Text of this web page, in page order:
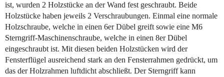
ist, wurden 2 Holzstücke an der Wand fest geschraubt. Beide
Holzstücke haben jeweils 2 Verschraubungen. Einmal eine normale
Holzschraube, welche in einen 6er Dübel greift sowie eine M6
Sterngriff-Maschinenschraube, welche in einen 8er Dübel
eingeschraubt ist. Mit diesen beiden Holzstücken wird der
Fensterflügel ausreichend stark an den Fensterrahmen gedrückt, um
das der Holzrahmen luftdicht abschließt. Der Sterngriff kann